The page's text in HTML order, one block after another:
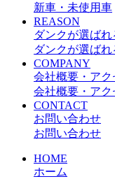
新車・未使用車
REASON
ダンクが選ばれ
ダンクが選ばれ
COMPANY
会社概要・アク
会社概要・アク
CONTACT
お問い合わせ
お問い合わせ
HOME
ホーム